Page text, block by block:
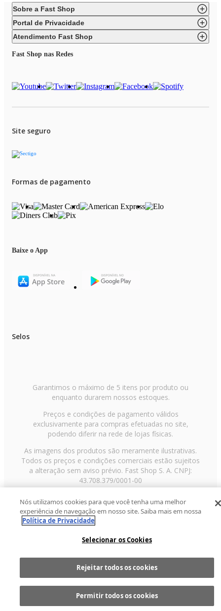
Comprar
Sobre a Fast Shop
Portal de Privacidade
Atendimento Fast Shop
Fast Shop nas Redes
Site seguro
Formas de pagamento
Baixe o App
Selos
Garantimos o máximo de 5 itens por produto ou
enquanto durarem nossos estoques.
Preços e condições de pagamento válidos
exclusivamente para compras efetuadas no site,
podendo diferir na rede de lojas físicas.
As imagens dos produtos são meramente ilustrativas.
Todos os preços e condições comerciais estão sujeitos
a alteração sem aviso prévio. Fast Shop S. A. CNPJ:
43.708.379/0001-00
Avenida Zaki Narchi, nº 1650, sobreloja, Carandiru, São
Paulo/SP, CEP 02029-001, Telefone: 11 3003-3728 ©
2013 Fast Shop - Todos os direitos reservadosRF
Nós utilizamos cookies para que você tenha uma melhor
experiência de navegação em nosso site. Saiba mais em nossa
Política de Privacidade
Selecionar os Cookies
Rejeitar todos os cookies
Permitir todos os cookies